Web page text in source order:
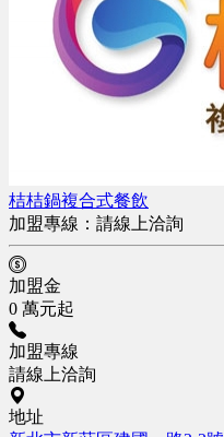
桔桔鍋複合式餐飲
加盟專線： 請線上洽詢
加盟金
0 萬元起
加盟專線
請線上洽詢
地址